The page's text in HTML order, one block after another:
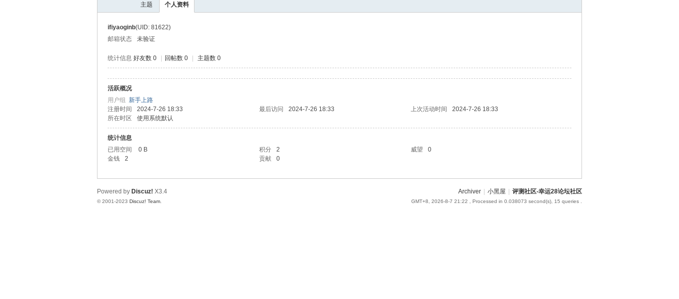
社
主题 个人资料
ifiyaoginb(UID: 81622)
邮箱状态
未验证
统计信息 好友数 0 回帖数 0 主题数 0
活跃概况
用户组 新手上路
注册时间
2024-7-26 18:33 最后访问 2024-7-26 18:33 上次活动时间
2024-7-26 18:33
所在时区
使用系统默认
统计信息
已用空间
0 B 积分 2 威望
0
金钱
2 贡献 0
Archiver 小黑屋 评测社区-幸运28论坛社区
GMT+8, 2026-8-7 21:22 , Processed in 0.038073 second(s), 15 queries .
Powered by Discuz! X3.4
© 2001-2023 Discuz! Team